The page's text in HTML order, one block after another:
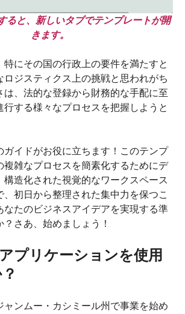
ると、新しいタブでテンプレートが開
きます。
特にその国の行政上の要件を満たすと
ロジスティクス上の挑戦と思われがち
は、法的な登録から財務的な手配に至
行する様々なプロセスを把握しようと
ガイドがお役に立ちます！このテンプ
複雑なプロセスを簡素化するためにデ
構造化された視覚的なワークスペース
、初日から整理された集中力を保つこ
なたのビジネスアイデアを実現する準
さあ、始めましょう！
プリケーションを使用
ャンムー・カシミール州で事業を始め